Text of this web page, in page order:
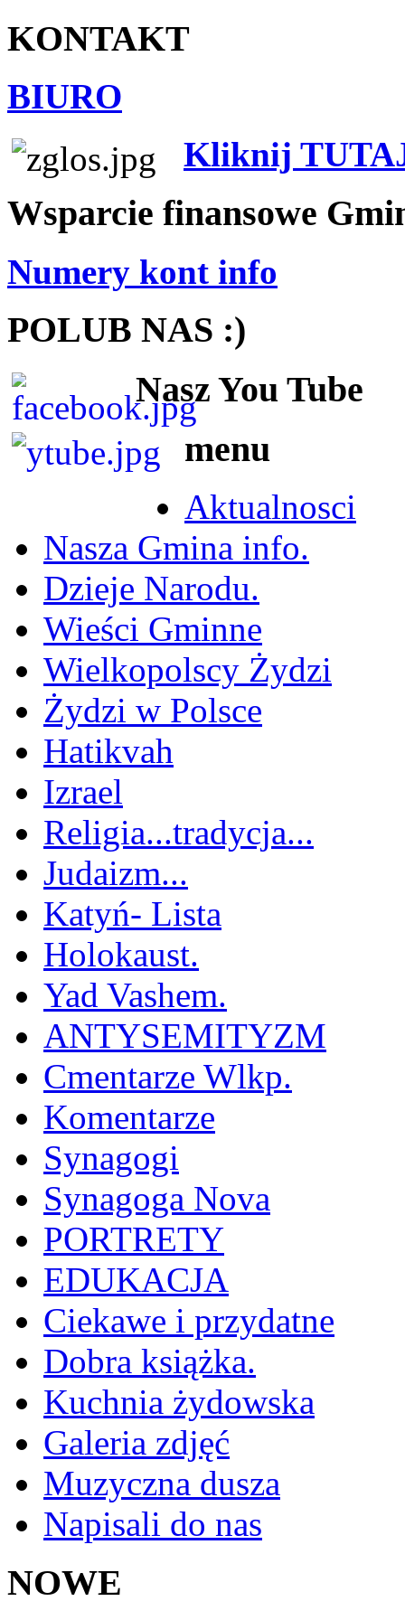
KONTAKT
BIURO
Kliknij
Wsparcie finansowe
Numery kont info
POLUB NAS :)
Nasz You Tube
menu
Aktualnosci
Nasza Gmina info.
Dzieje Narodu.
Wieści Gminne
Wielkopolscy Żydzi
Żydzi w Polsce
Hatikvah
Izrael
Religia...tradycja...
Judaizm...
Katyń- Lista
Holokaust.
Yad Vashem.
ANTYSEMITYZM
Cmentarze Wlkp.
Komentarze
Synagogi
Synagoga Nova
PORTRETY
EDUKACJA
Ciekawe i przydatne
Dobra książka.
Kuchnia żydowska
Galeria zdjęć
Muzyczna dusza
Napisali do nas
NOWE